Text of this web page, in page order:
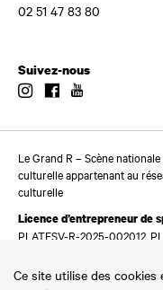
02 51 47 83 80
Suivez-nous
InstagramFacebook
Le Grand R – Scène
culturelle appartenant au
culturelle
Licence d’entrepreneur de
PLATESV-R-2025-002012,
Ce site utilise des cookies